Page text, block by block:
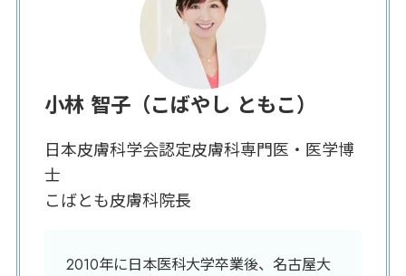
小林 智子（こばやし ともこ）
日本皮膚科学会認定皮膚科専門医・医学博
士
こばとも皮膚科院長
2010年に日本医科大学卒業後、名古屋大